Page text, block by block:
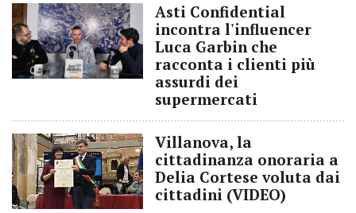
Asti Confidential
incontra l'influencer
Luca Garbin che
racconta i clienti più
assurdi dei
supermercati
Villanova, la
cittadinanza onoraria a
Delia Cortese voluta dai
cittadini (VIDEO)